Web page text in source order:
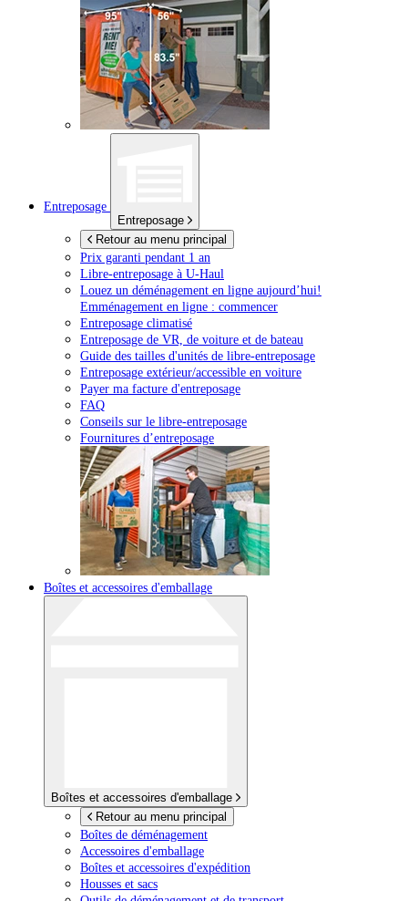
Entreposage
Entreposage
Retour au menu principal
Prix garanti pendant 1 an
Libre-entreposage à U-Haul
Louez un déménagement en ligne aujourd’hui!
Emménagement en ligne : commencer
Entreposage climatisé
Entreposage de VR, de voiture et de bateau
Guide des tailles d'unités de libre-entreposage
Entreposage extérieur/accessible en voiture
Payer ma facture d'entreposage
FAQ
Conseils sur le libre-entreposage
Fournitures d’entreposage
Boîtes et accessoires d'emballage
Boîtes et accessoires d'emballage
Retour au menu principal
Boîtes de déménagement
Accessoires d'emballage
Boîtes et accessoires d'expédition
Housses et sacs